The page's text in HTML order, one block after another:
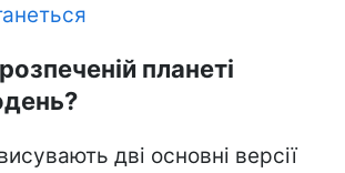
планеті
дві основні версії